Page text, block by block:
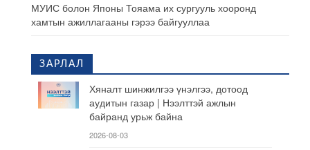
МУИС болон Японы Тояама их сургууль хооронд
хамтын ажиллагааны гэрээ байгууллаа
ЗАРЛАЛ
Хяналт шинжилгээ үнэлгээ, дотоод
аудитын газар | Нээлттэй ажлын
байранд урьж байна
2026-08-03